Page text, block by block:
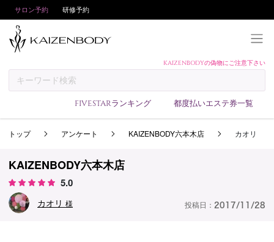
サロン予約 研修予約
KAIZENBODYの偽物にご注意下さい
FIVESTARランキング 都度払いエステ券一覧
予約方法
サロンランキング
技術者ランキング
トップ アンケート KAIZENBODY六本木店 カオリ
KAIZENBODY六本木店
5.0
カオリ 様 投稿日： 2017/11/28